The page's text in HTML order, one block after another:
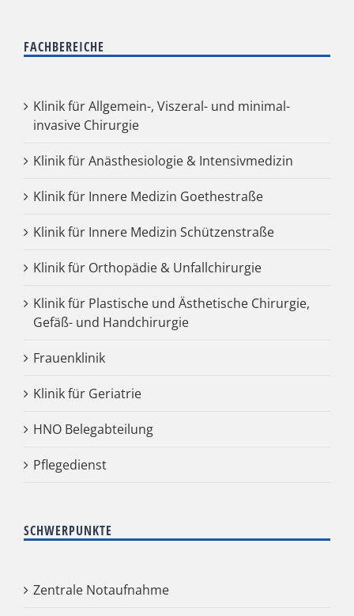
FACHBEREICHE
Klinik für Allgemein-, Viszeral- und minimal-
invasive Chirurgie
Klinik für Anästhesiologie & Intensivmedizin
Klinik für Innere Medizin Goethestraße
Klinik für Innere Medizin Schützenstraße
Klinik für Orthopädie & Unfallchirurgie
Klinik für Plastische und Ästhetische Chirurgie,
Gefäß- und Handchirurgie
Frauenklinik
Klinik für Geriatrie
HNO Belegabteilung
Pflegedienst
SCHWERPUNKTE
Zentrale Notaufnahme